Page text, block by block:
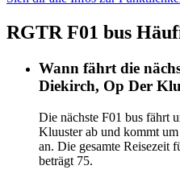
RGTR F01 bus
Wann fährt die
Diekirch, Op Der
Die nächste F01 bus fährt
Kluuster ab und kommt
an. Die gesamte Reisezeit
beträgt 75.